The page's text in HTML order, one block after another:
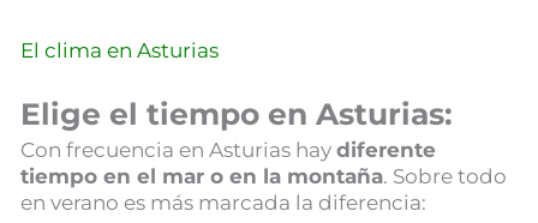
El clima en Asturias
Elige el tiempo en Asturias:
Con frecuencia en Asturias hay diferente
tiempo en el mar o en la montaña. Sobre todo
en verano es más marcada la diferencia: